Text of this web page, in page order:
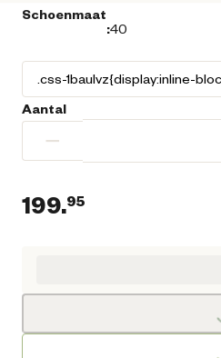
Schoenmaat
:40
Aantal
−
199.95